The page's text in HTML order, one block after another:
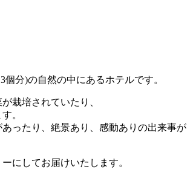
分)の自然の中にあるホテルです。
栽培されていたり、
。
ったり、絶景あり、感動ありの出来事が
にしてお届けいたします。